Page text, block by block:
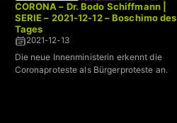
CORONA – Dr. Bodo Schiffmann |
SERIE – 2021-12-12 – Boschimo des
Tages
2021-12-13
Die neue Innenministerin erkennt die
Coronaproteste als Bürgerproteste an.